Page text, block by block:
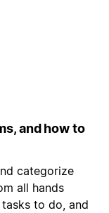
and how to
categorize
all hands
to do, and